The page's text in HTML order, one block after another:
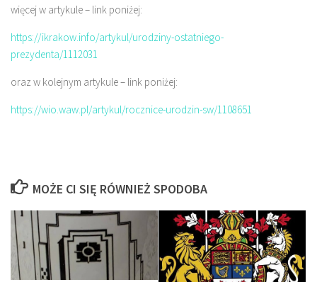
więcej w artykule – link poniżej:
https://ikrakow.info/artykul/urodziny-ostatniego-
prezydenta/1112031
oraz w kolejnym artykule – link poniżej:
https://wio.waw.pl/artykul/rocznice-urodzin-sw/1108651
MOŻE CI SIĘ RÓWNIEŻ SPODOBA